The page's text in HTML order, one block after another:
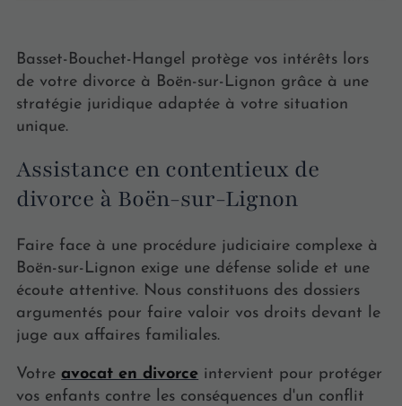
Basset-Bouchet-Hangel protège vos intérêts lors
de votre divorce à Boën-sur-Lignon grâce à une
stratégie juridique adaptée à votre situation
unique.
Assistance en contentieux de
divorce à Boën-sur-Lignon
Faire face à une procédure judiciaire complexe à
Boën-sur-Lignon exige une défense solide et une
écoute attentive. Nous constituons des dossiers
argumentés pour faire valoir vos droits devant le
juge aux affaires familiales.
Votreavocat en divorce intervient pour protéger
vos enfants contre les conséquences d'un conflit